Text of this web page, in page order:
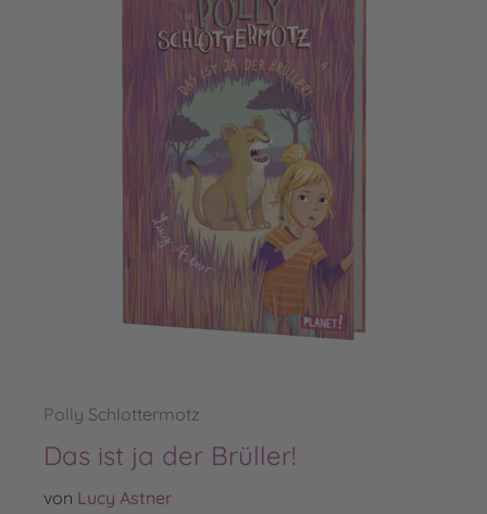
Polly Schlottermotz
Das ist ja der Brüller!
von Lucy Astner